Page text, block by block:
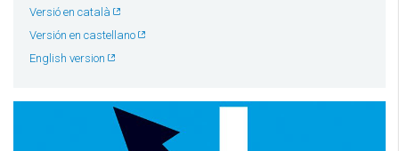
Versió en català
Versión en castellano
English version